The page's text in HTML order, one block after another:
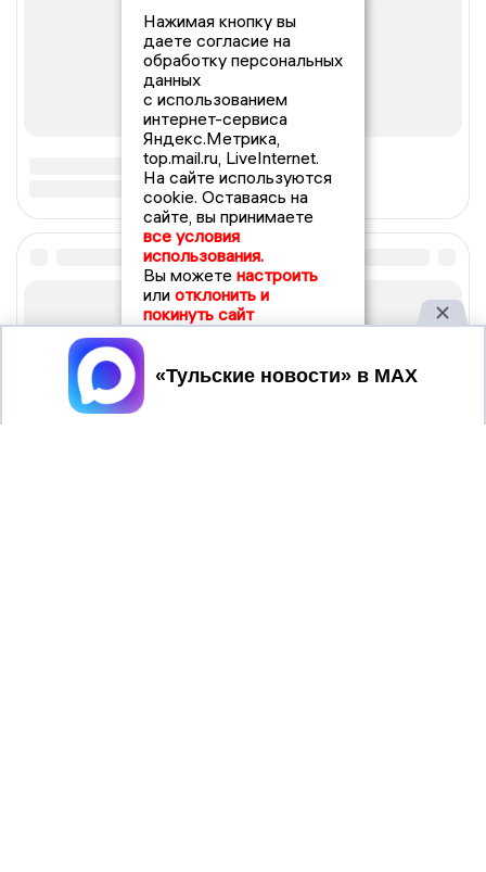
Нажимая кнопку вы
даете согласие на
обработку персональных
данных
с использованием
интернет-сервиса
Яндекс.Метрика,
top.mail.ru, LiveInternet.
На сайте используются
cookie. Оставаясь на
сайте, вы принимаете
все условия
использования.
Вы можете настроить
или отклонить и
покинуть сайт
Принять